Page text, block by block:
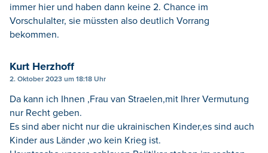
immer hier und haben dann keine 2. Chance im
Vorschulalter, sie müssten also deutlich Vorrang
bekommen.
Kurt Herzhoff
2. Oktober 2023 um 18:18 Uhr
Da kann ich Ihnen ,Frau van Straelen,mit Ihrer Vermutung
nur Recht geben.
Es sind aber nicht nur die ukrainischen Kinder,es sind auch
Kinder aus Länder ,wo kein Krieg ist.